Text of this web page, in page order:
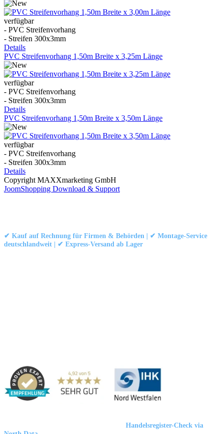
verfügbar
- PVC Streifenvorhang
- Streifen 300x3mm
Details
PVC Streifenvorhang 1,50m Breite x 3,25m Länge
verfügbar
- PVC Streifenvorhang
- Streifen 300x3mm
Details
PVC Streifenvorhang 1,50m Breite x 3,50m Länge
verfügbar
- PVC Streifenvorhang
- Streifen 300x3mm
Details
Copyright MAXXmarketing GmbH
JoomShopping Download & Support
✔ Kauf auf Rechnung für Firmen & Behörden | ✔ Montage-Service
deutschlandweit | ✔ Express-Versand ab Lager
Handelsregister-Check via